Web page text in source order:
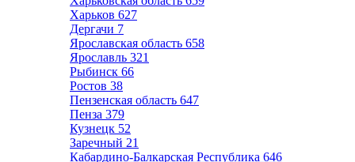
Харьков 627
Дергачи 7
Ярославская область 658
Ярославль 321
Рыбинск 66
Ростов 38
Пензенская область 647
Пенза 379
Кузнецк 52
Заречный 21
Кабардино-Балкарская Республика 646